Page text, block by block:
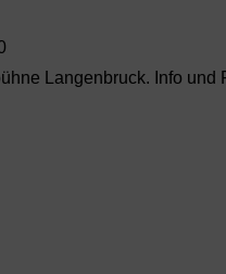
Langenbruck. Info und